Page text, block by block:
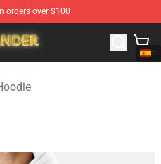
orders over $100
Merchandise Store